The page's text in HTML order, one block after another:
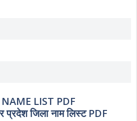
LIST PDF
जिला नाम लिस्ट PDF